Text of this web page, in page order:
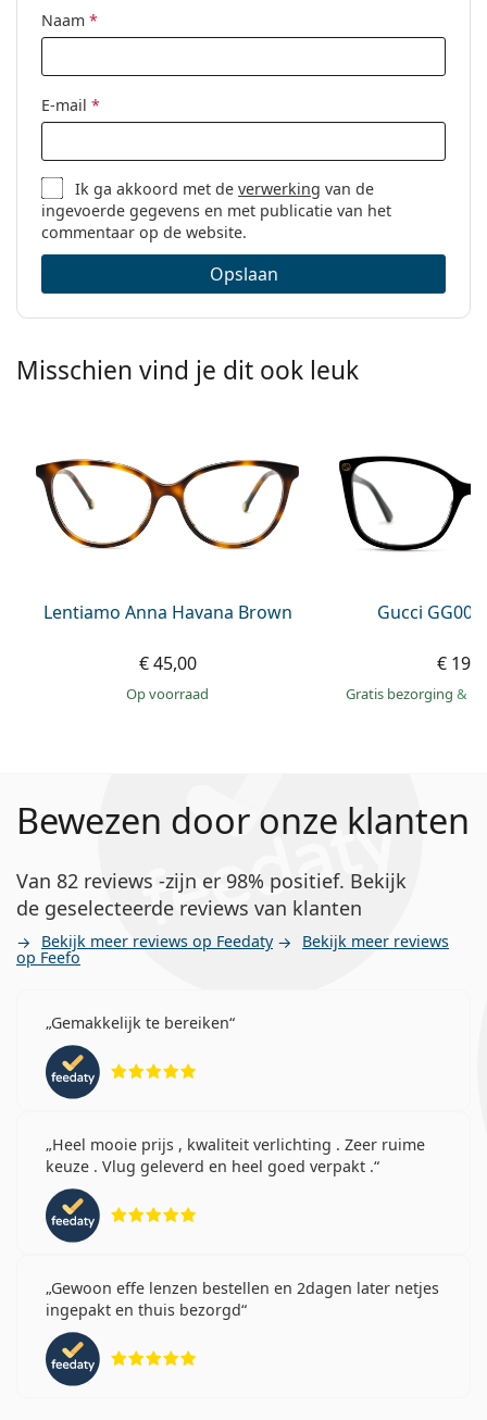
Naam *
E-mail *
Ik ga akkoord met deverwerking van de
ingevoerde gegevens en met publicatie van het
commentaar op de website.
Opslaan
Misschien vind je dit ook leuk
Lentiamo Anna Havana Brown
€ 45,00
op voorraad
Gucci
€
Gratis bezorging &
Bewezen door onze klanten
Van 82 reviews -zijn er 98% positief. Bekijk
de geselecteerde reviews van klanten
Bekijk meer reviews op Feedaty Bekijk meer reviews
op Feefo
Gemakkelijk te bereiken
Heel mooie prijs , kwaliteit verlichting . Zeer ruime
keuze . Vlug geleverd en heel goed verpakt .
Gewoon effe lenzen bestellen en 2dagen later netjes
ingepakt en thuis bezorgd